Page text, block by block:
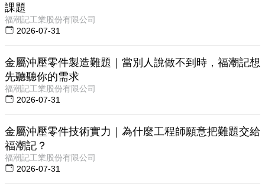
課題
福潮記工業股份有限公司
2026-07-31
金屬沖壓零件製造難題｜當別人說做不到時，福潮記想
先聽聽你的需求
福潮記工業股份有限公司
2026-07-31
金屬沖壓零件技術實力｜為什麼工程師願意把難題交給
福潮記？
福潮記工業股份有限公司
2026-07-31